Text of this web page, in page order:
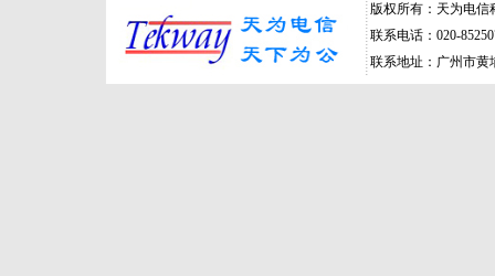
版权所有：天为电
联系电话：020-
联系地址：广州市黄